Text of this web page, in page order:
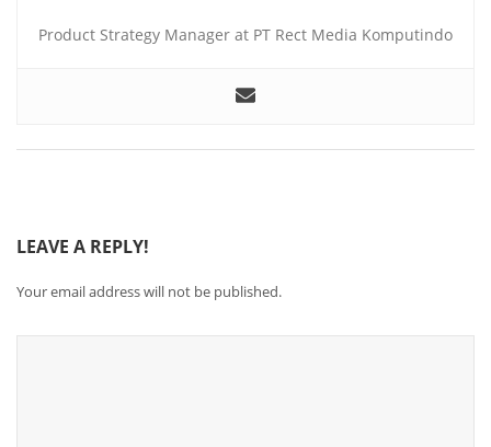
Product Strategy Manager at PT Rect Media Komputindo
LEAVE A REPLY!
Your email address will not be published.